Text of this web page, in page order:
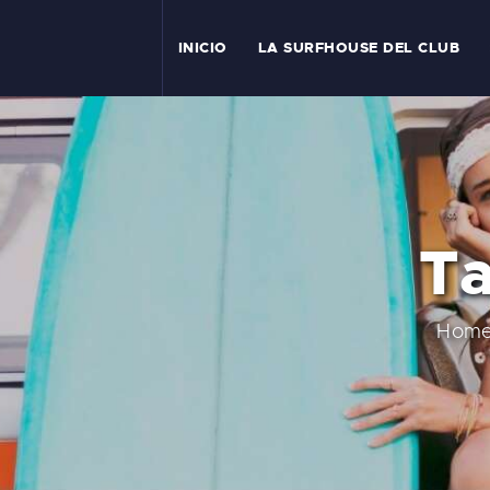
INICIO LA SURFHOUSE DEL CLUB